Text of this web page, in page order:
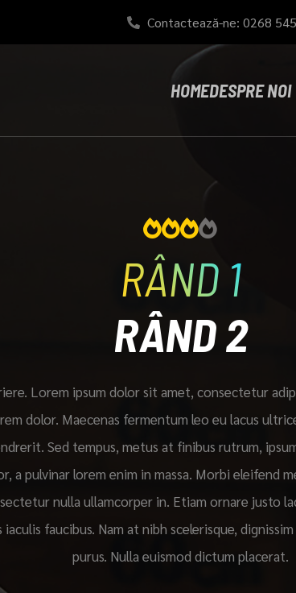
Contactează-ne: 0268
HOMEDESPRE NOI
RÂND 1
RÂND 2
Lorem ipsum dolor sit amet, consectetur
dolor. Maecenas fermentum leo eu lacus
Sed tempus, metus at finibus rutrum,
a pulvinar lorem enim in massa. Morbi eleifend
nulla ullamcorper in. Etiam ornare justo
iaculis faucibus. Nam at nibh scelerisque,
purus. Nulla euismod dictum placerat.